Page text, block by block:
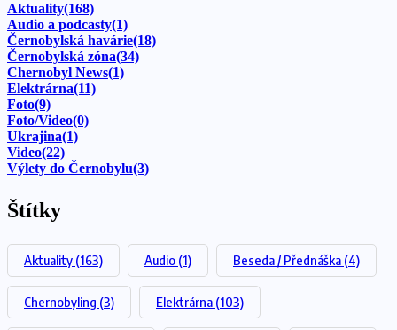
Aktuality(168)
Audio a podcasty(1)
Černobylská havárie(18)
Černobylská zóna(34)
Chernobyl News(1)
Elektrárna(11)
Foto(9)
Foto/Video(0)
Ukrajina(1)
Video(22)
Výlety do Černobylu(3)
Štítky
Aktuality (163) Audio (1) Beseda / Přednáška (4)
Chernobyling (3) Elektrárna (103)